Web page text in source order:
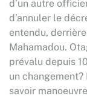
d’un autre
d’annuler le
entendu,
Mahamadou.
prévalu depuis
un
savoir